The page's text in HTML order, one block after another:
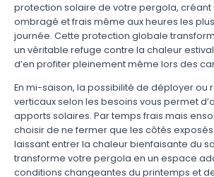
protection solaire de votre pergola, créant
ombragé et frais même aux heures les
journée. Cette protection globale
un véritable refuge contre la chaleur
d’en profiter pleinement même lors des
En mi-saison, la possibilité de déployer ou
verticaux selon les besoins vous permet
apports solaires. Par temps frais mais
choisir de ne fermer que les côtés
laissant entrer la chaleur bienfaisante du
transforme votre pergola en un espace
conditions changeantes du printemps et